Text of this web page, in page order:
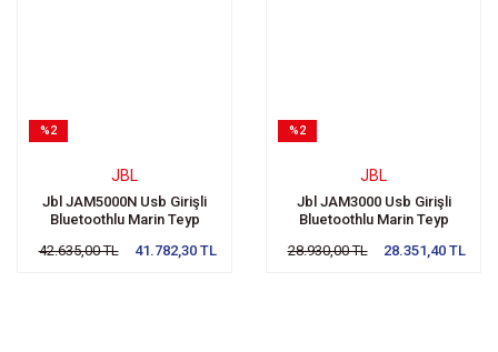
%2
JBL
Jbl JAM5000N Usb Girişli
Bluetoothlu Marin Teyp
42.635,00 TL
41.782,30 TL
%2
JBL
Jbl JAM3000 Usb Girişli
Bluetoothlu Marin Teyp
28.930,00 TL
28.351,40 TL